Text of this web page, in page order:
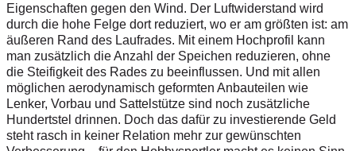
Eigenschaften gegen den Wind. Der Luftwiderstand wird
durch die hohe Felge dort reduziert, wo er am größten ist: am
äußeren Rand des Laufrades. Mit einem Hochprofil kann
man zusätzlich die Anzahl der Speichen reduzieren, ohne
die Steifigkeit des Rades zu beeinflussen. Und mit allen
möglichen aerodynamisch geformten Anbauteilen wie
Lenker, Vorbau und Sattelstütze sind noch zusätzliche
Hundertstel drinnen. Doch das dafür zu investierende Geld
steht rasch in keiner Relation mehr zur gewünschten